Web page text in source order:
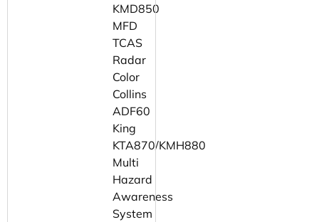
KMD850
MFD
TCAS
Radar
Color
Collins
ADF60
King
KTA870/KMH880
Multi
Hazard
Awareness
System